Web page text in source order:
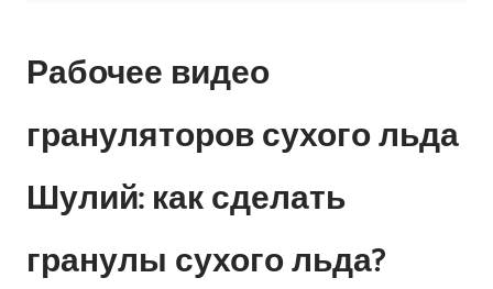
Рабочее видео
грануляторов сухого льда
Шулий: ​​как сделать
гранулы сухого льда?